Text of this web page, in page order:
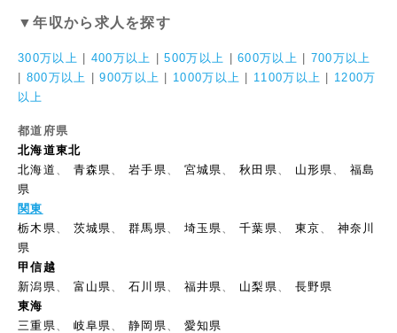
▼年収から求人を探す
300万以上 400万以上 |500万以上 |600万以上
700万以上
800万以上 |900万以上 1000万以上 1100万以上
1200万
以上
都道府県
北海道東北
北海道
青森県 、岩手県 宮城県 、秋田県 山形県 、福島
県
関東
栃木県
茨城県 、群馬県 埼玉県 、千葉県 東京
神奈川
県
甲信越
新潟県
富山県 、石川県 福井県 山梨県
長野県
東海
三重県
岐阜県 、静岡県
愛知県